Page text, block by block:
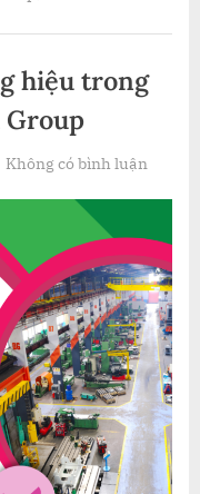
hiệu trong
Group
Không có bình luậnở
_
hiệu
trong
hệ
sinh
thái
của
Shasu
Group